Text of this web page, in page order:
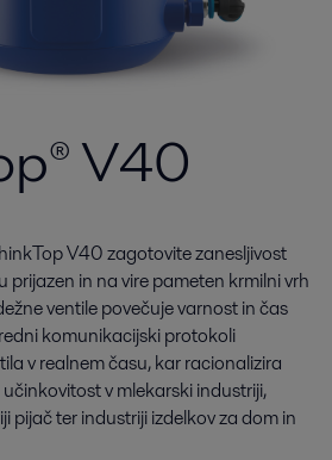
V40
V40 zagotovite zanesljivost
prijazen in na vire pameten krmilni vrh
ventile povečuje varnost in čas
komunikacijski protokoli
v realnem času, kar racionalizira
v mlekarski industriji,
pijač ter industriji izdelkov za dom in